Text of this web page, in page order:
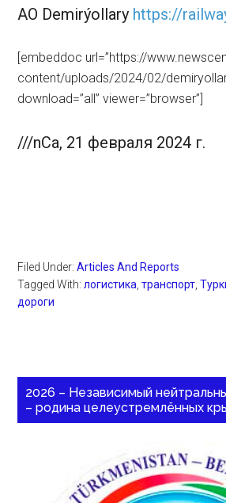
АО Demirýollary https://
[embeddoc url=”https://
content/uploads/2024/02/
download=”all” viewer=”browser”]
///nCa, 21 февраля 2024 г.
Filed Under:Articles And Reports
Tagged With:логистика,транспорт,
дороги
2026 – Независимый
– родина целеустремлённых